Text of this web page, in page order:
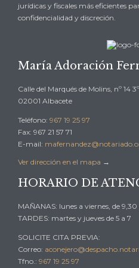
jurídicas y fiscales más eficientes
confidencialidad y discreción.
María Adoración
Calle del Marqués de Molins, nº 14 3º
02001 Albacete
Teléfono: 967 19 25 97
Fax: 967 21 57 71
E-mail:
Ver dirección en el mapa →
HORARIO DE
MAÑANAS: lunes a viernes, de 9,30
TARDES: martes y jueves de 5 a 7
SOLICITE CITA PREVIA:
Correo:
Tfno.: 967 19 25 97